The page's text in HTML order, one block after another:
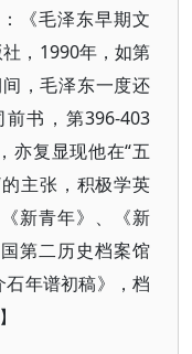
《毛泽东早期文
，1990年，如第
，毛泽东一度还
书，第396-403
亦复显现他在“五
主张，积极学英
新青年》、《新
第二历史档案馆
年谱初稿》，档